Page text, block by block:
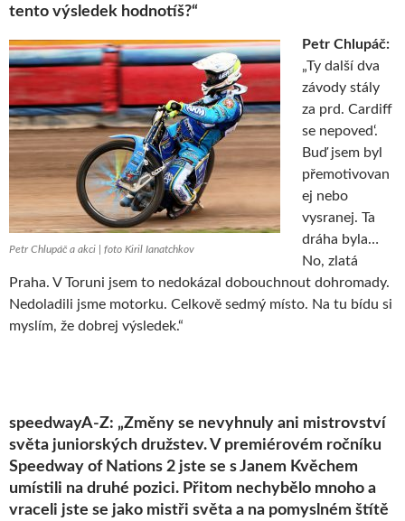
tento výsledek hodnotíš?“
Petr Chlupáč a akci | foto Kiril Ianatchkov
Petr Chlupáč:
„Ty další dva
závody stály
za prd. Cardiff
se nepoved‘.
Buď jsem byl
přemotivovan
ej nebo
vysranej. Ta
dráha byla…
No, zlatá
Praha. V Toruni jsem to nedokázal dobouchnout dohromady.
Nedoladili jsme motorku. Celkově sedmý místo. Na tu bídu si
myslím, že dobrej výsledek.“
speedwayA-Z: „Změny se nevyhnuly ani mistrovství
světa juniorských družstev. V premiérovém ročníku
Speedway of Nations 2 jste se s Janem Kvěchem
umístili na druhé pozici. Přitom nechybělo mnoho a
vraceli jste se jako mistři světa a na pomyslném štítě